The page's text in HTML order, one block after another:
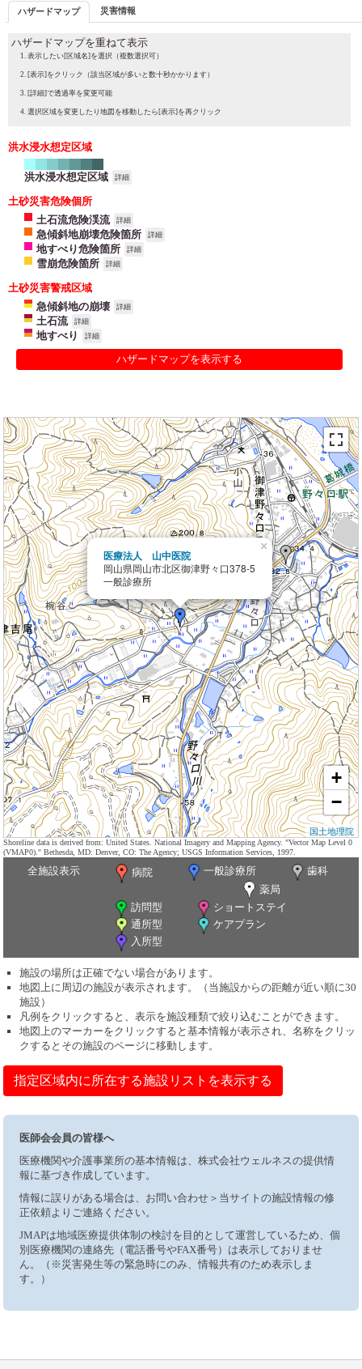
ハザードマップ 災害情報
ハザードマップを重ねて表示
表示したい[区域名]を選択（複数選択可）
[表示]をクリック（該当区域が多いと数十秒かかります）
[詳細]で透過率を変更可能
選択区域を変更したり地図を移動したら[表示]を再クリック
洪水浸水想定区域
洪水浸水想定区域 詳細
土砂災害危険個所
土石流危険渓流
詳細
急傾斜地崩壊危険箇所 詳細
地すべり危険箇所 詳細
雪崩危険箇所 詳細
土砂災害警戒区域
急傾斜地の崩壊
詳細
土石流 詳細
地すべり 詳細
ハザードマップを表示する
医療法人 山中医院
岡山県岡山市北区御津野々口378-5
一般診療所
×
+
−
国土地理院
Shoreline data is derived from: United States. National Imagery and Mapping Agency. "Vector Map Level 0
(VMAP0)." Bethesda, MD: Denver, CO: The Agency; USGS Information Services, 1997.
全施設表示 病院 一般診療所
歯科
薬局
訪問型
ショートステイ
通所型
ケアプラン
入所型
施設の場所は正確でない場合があります。
地図上に周辺の施設が表示されます。（当施設からの距離が近い順に30
施設）
凡例をクリックすると、表示を施設種類で絞り込むことができます。
地図上のマーカーをクリックすると基本情報が表示され、名称をクリッ
クするとその施設のページに移動します。
指定区域内に所在する施設リストを表示する
医師会会員の皆様へ
医療機関や介護事業所の基本情報は、株式会社ウェルネスの提供情
報に基づき作成しています。
情報に誤りがある場合は、お問い合わせ＞当サイトの施設情報の修
正依頼よりご連絡ください。
JMAPは地域医療提供体制の検討を目的として運営しているため、個
別医療機関の連絡先（電話番号やFAX番号）は表示しておりませ
ん。（※災害発生等の緊急時にのみ、情報共有のため表示しま
す。）